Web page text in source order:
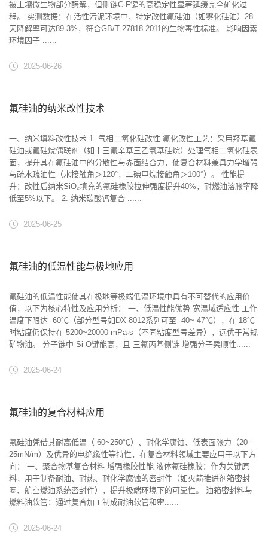
被土壤微生物部分酶解，但侧链C-F键的高稳定性显著延缓完全矿化过
程。 ‌实测数据‌：在活性污泥环境中，特定改性氟硅油（如雾化硅油）28
天降解率可达89.3%，符合GB/T 27818-2011的生物毒性标准。 ‌影响因素‌
‌环境因子‌ ‌......
2025-06-26
氟硅油的纳米改性技术
一、纳米填料改性技术 1. ‌气相二氧化硅改性‌ ‌氟化改性工艺‌：采用羟基氟
硅油或氟硅烷偶联剂（如十三氟辛基三乙氧基硅烷）处理气相二氧化硅表
面，提升其在氟硅油中的分散性与界面结合力，使复合材料兼具力学增强
与疏水疏油性（水接触角＞120°，二碘甲烷接触角＞100°）。 ‌性能提
升‌：改性后纳米SiO₂填充的氟硅橡胶拉伸强度提升40%，耐燃油溶胀率降
低至5%以下。 2. ‌纳米碳酸钙复合‌ ......
2025-06-25
氟硅油的低温性能与极地应用
氟硅油的低温性能使其在极地等极端低温环境中具有不可替代的应用价
值，以下为核心特性及应用分析： 一、低温性能优势 ‌宽温域适应性‌ 工作
温度下限达 ‌-60℃‌（部分型号如DX-8012系列可至 ‌-40~-47℃‌），在-18℃
时粘度仍保持在 ‌5200~20000 mPa·s‌（不同粘度型号差异），远优于常规
矿物油。 分子链中 ‌Si-O键能高‌，且 ‌三氟丙基侧链‌ 增强分子柔顺性......
2025-06-24
氟硅油的复合材料应用
氟硅油凭借其耐高低温（-60~250℃）、耐化学腐蚀、低表面张力（20-
25mN/m）及优异的电绝缘性等特性，在复合材料领域主要应用于以下方
向： 一、聚合物基复合材料 ‌增强橡胶性能‌ ‌液体氟硅橡胶‌：作为关键原
料，用于制备耐油、耐热、耐化学腐蚀的密封件（如火箭推进剂箱密封
圈、航空燃油系统密封件），提升极端环境下的可靠性。 ‌油箱密封料与
燃料油软管‌：通过复合加工制成耐油软管和密......
2025-06-24